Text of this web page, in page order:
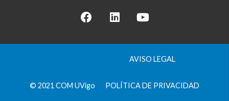
© 2021 COM UVigo
AVISO LEGAL
POLÍTICA DE PRIVACIDAD